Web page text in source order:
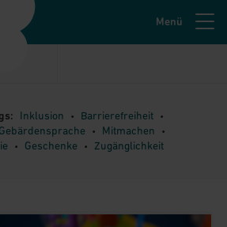
Menü
Tags
Inklusion • Barrierefreiheit •
Gebärdensprache • Mitmachen •
• Geschenke • Zugänglichkeit